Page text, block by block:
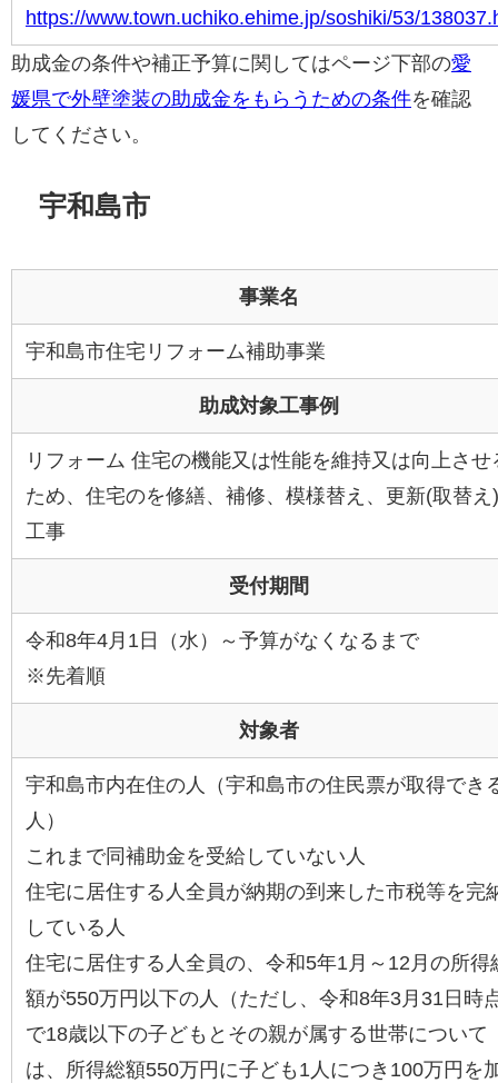
https://www.town.uchiko.ehime.jp/soshiki/53/
助成金の条件や補正予算に関してはページ下部の愛
媛県で外壁塗装の助成金をもらうための条件を確認
してください。
宇和島市
事業名
宇和島市住宅リフォーム補助事業
助成対象工事例
リフォーム 住宅の機能又は性能を維持又は向上させ
ため、住宅のを修繕、補修、模様替え、更新(取替え)
工事
受付期間
令和8年4月1日（水）～予算がなくなるまで
※先着順
対象者
宇和島市内在住の人（宇和島市の住民票が取得でき
人）
これまで同補助金を受給していない人
住宅に居住する人全員が納期の到来した市税等を完
している人
住宅に居住する人全員の、令和5年1月～12月の所得
額が550万円以下の人（ただし、令和8年3月31日時
で18歳以下の子どもとその親が属する世帯について
は、所得総額550万円に子ども1人につき100万円を